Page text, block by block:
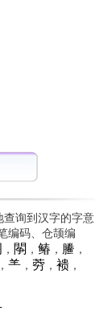
询到汉字的字意
编码、仓颉编
， 䦛 ， 䲠 ， 䲢 ，
⺷， 䓖， 䙌，